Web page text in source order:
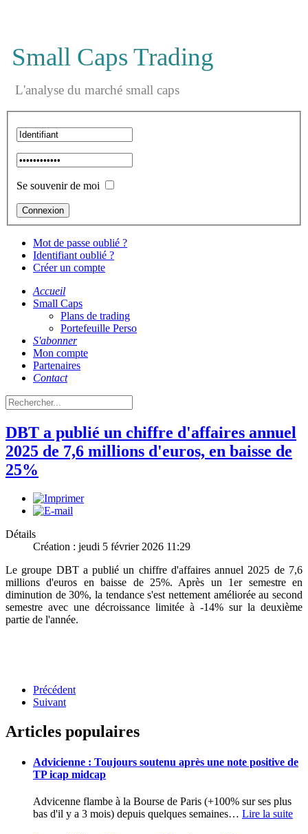
Small Caps Trading
L'analyse du marché small caps
Se souvenir de moi
Mot de passe oublié ?
Identifiant oublié ?
Créer un compte
Accueil
Small Caps
Plans de trading
Portefeuille Perso
S'abonner
Mon compte
Partenaires
Contact
DBT a publié un chiffre d'affaires annuel
2025 de 7,6 millions d'euros, en baisse de
25%
Détails
Création : jeudi 5 février 2026 11:29
Le groupe DBT a publié un chiffre d'affaires annuel 2025 de 7,6
millions d'euros en baisse de 25%. Après un 1er semestre en
diminution de 30%, la tendance s'est nettement améliorée au second
semestre avec une décroissance limitée à -14% sur la deuxième
partie de l'année.
Précédent
Suivant
Articles populaires
Advicienne : Toujours soutenu après une note positive de
TP icap midcap
Advicenne flambe à la Bourse de Paris (+100% sur ses plus
bas d'il y a 3 mois) depuis quelques semaines… Lire la suite